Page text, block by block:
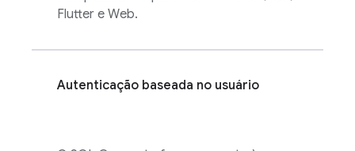
Flutter e Web.
Autenticação baseada no usuário